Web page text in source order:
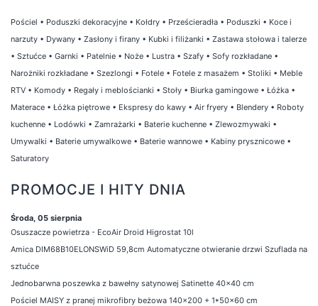
Pościel • Poduszki dekoracyjne • Kołdry • Prześcieradła • Poduszki • Koce i
narzuty • Dywany • Zasłony i firany • Kubki i filiżanki • Zastawa stołowa i talerze
• Sztućce • Garnki • Patelnie • Noże • Lustra • Szafy • Sofy rozkładane •
Narożniki rozkładane • Szezlongi • Fotele • Fotele z masażem • Stoliki • Meble
RTV • Komody • Regały i meblościanki • Stoły • Biurka gamingowe • Łóżka •
Materace • Łóżka piętrowe • Ekspresy do kawy • Air fryery • Blendery • Roboty
kuchenne • Lodówki • Zamrażarki • Baterie kuchenne • Zlewozmywaki •
Umywalki • Baterie umywalkowe • Baterie wannowe • Kabiny prysznicowe •
Saturatory
PROMOCJE I HITY DNIA
Środa, 05 sierpnia
Osuszacze powietrza - EcoAir Droid Higrostat 10l
Amica DIM68B10ELONSWiD 59,8cm Automatyczne otwieranie drzwi Szuflada na
sztućce
Jednobarwna poszewka z bawełny satynowej Satinette 40x40 cm
Pościel MAISY z pranej mikrofibry beżowa 140x200 + 1*50x60 cm